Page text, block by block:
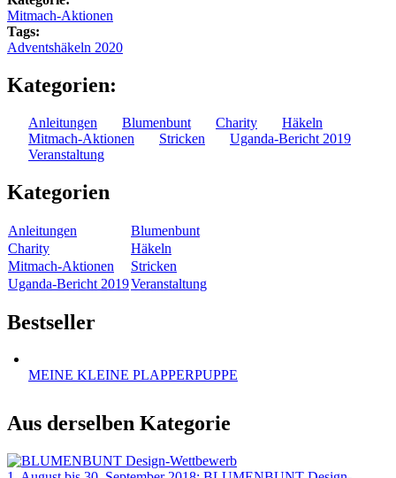
Mitmach-Aktionen
Tags:
Adventshäkeln 2020
Kategorien:
Anleitungen Blumenbunt Charity
Häkeln
Mitmach-Aktionen
Stricken
Uganda-Bericht 2019
Veranstaltung
Kategorien
Anleitungen
Blumenbunt
Charity
Häkeln
Mitmach-Aktionen
Stricken
Uganda-Bericht 2019Veranstaltung
Bestseller
MEINE KLEINE PLAPPERPUPPE
Aus derselben Kategorie